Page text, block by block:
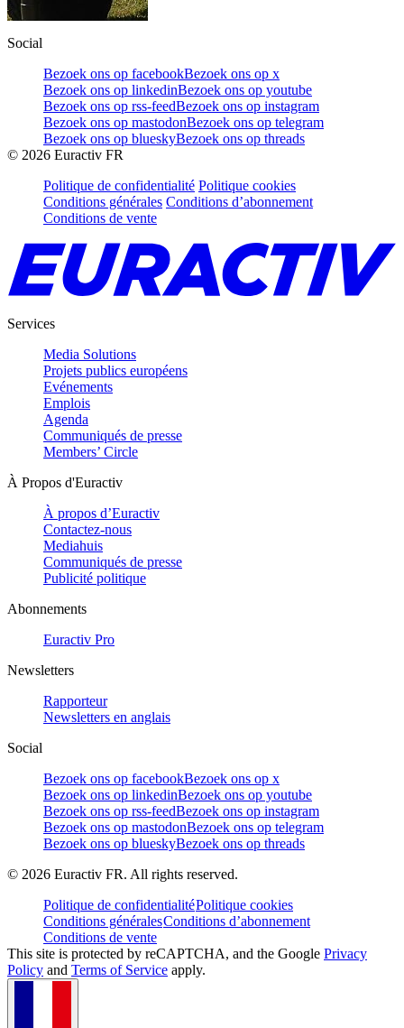
Social
Bezoek ons op facebookBezoek ons op x
Bezoek ons op linkedinBezoek ons op youtube
Bezoek ons op rss-feedBezoek ons op instagram
Bezoek ons op mastodonBezoek ons op telegram
Bezoek ons op blueskyBezoek ons op threads
© 2026 Euractiv FR
Politique de confidentialité Politique cookies
Conditions générales Conditions d’abonnement
Conditions de vente
Services
Media Solutions
Projets publics européens
Evénements
Emplois
Agenda
Communiqués de presse
Members’ Circle
À Propos d'Euractiv
À propos d’Euractiv
Contactez-nous
Mediahuis
Communiqués de presse
Publicité politique
Abonnements
Euractiv Pro
Newsletters
Rapporteur
Newsletters en anglais
Social
Bezoek ons op facebookBezoek ons op x
Bezoek ons op linkedinBezoek ons op youtube
Bezoek ons op rss-feedBezoek ons op instagram
Bezoek ons op mastodonBezoek ons op telegram
Bezoek ons op blueskyBezoek ons op threads
© 2026 Euractiv FR. All rights reserved.
Politique de confidentialitéPolitique cookies
Conditions généralesConditions d’abonnement
Conditions de vente
This site is protected by reCAPTCHA, and the Google Privacy
Policy and Terms of Service apply.